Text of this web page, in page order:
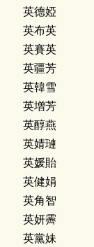
英德婭
英布英
英賽英
英疆芳
英韓雪
英增芳
英醇燕
英婧璉
英媛貽
英健娟
英角智
英妍霽
英黨妹